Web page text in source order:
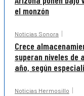
el monzón
Noticias Sonora
Crece
superan niveles de
año, según
Noticias Hermosillo